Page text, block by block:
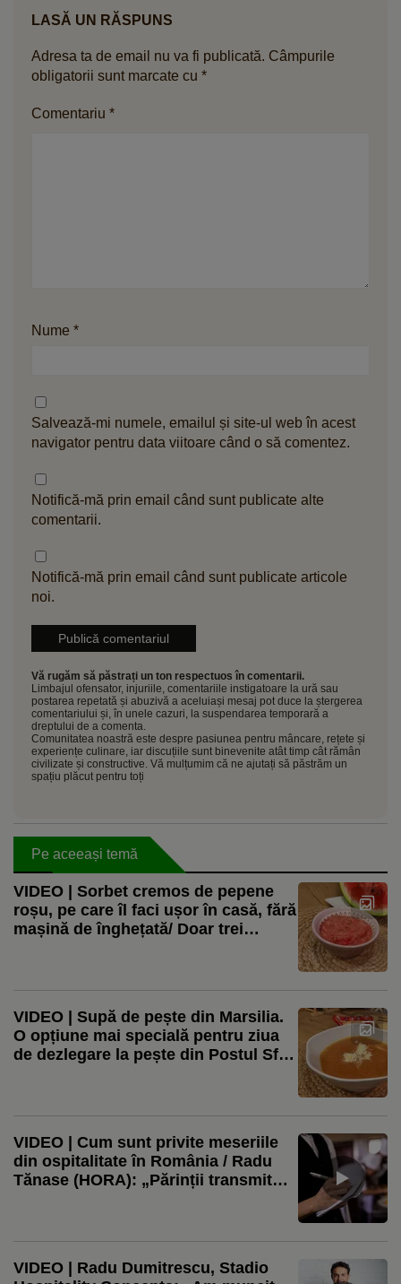
LASĂ UN RĂSPUNS
Adresa ta de email nu va fi publicată. Câmpurile
obligatorii sunt marcate cu *
Comentariu *
Nume *
Salvează-mi numele, emailul și site-ul web în acest
navigator pentru data viitoare când o să comentez.
Notifică-mă prin email când sunt publicate alte
comentarii.
Notifică-mă prin email când sunt publicate articole
noi.
Vă rugăm să păstrați un ton respectuos în comentarii.
Limbajul ofensator, injuriile, comentariile instigatoare la ură sau
postarea repetată și abuzivă a aceluiași mesaj pot duce la ștergerea
comentariului și, în unele cazuri, la suspendarea temporară a
dreptului de a comenta.
Comunitatea noastră este despre pasiunea pentru mâncare, rețete și
experiențe culinare, iar discuțiile sunt binevenite atât timp cât rămân
civilizate și constructive. Vă mulțumim că ne ajutați să păstrăm un
spațiu plăcut pentru toți
Pe aceeași temă
VIDEO | Sorbet cremos de pepene
roșu, pe care îl faci ușor în casă, fără
mașină de înghețată/ Doar trei
VIDEO | Supă de pește din Marsilia.
O opțiune mai specială pentru ziua
de dezlegare la pește din Postul Sf.
VIDEO | Cum sunt privite meseriile
din ospitalitate în România / Radu
Tănase (HORA): „Părinții transmit
Stadio): „Poți ajunge de la picol la
VIDEO | Radu Dumitrescu, Stadio